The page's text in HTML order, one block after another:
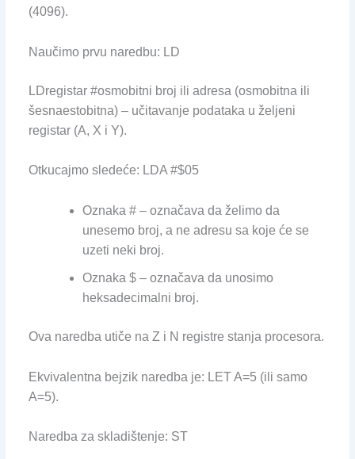
(4096).
Naučimo prvu naredbu: LD
LDregistar #osmobitni broj ili adresa (osmobitna ili
šesnaestobitna) – učitavanje podataka u željeni
registar (A, X i Y).
Otkucajmo sledeće: LDA #$05
Oznaka # – označava da želimo da
unesemo broj, a ne adresu sa koje će se
uzeti neki broj.
Oznaka $ – označava da unosimo
heksadecimalni broj.
Ova naredba utiče na Z i N registre stanja procesora.
Ekvivalentna bejzik naredba je: LET A=5 (ili samo
A=5).
Naredba za skladištenje: ST